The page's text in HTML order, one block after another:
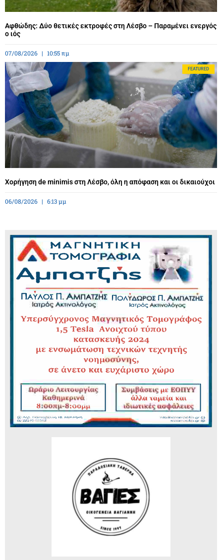
Αφθώδης: Δύο θετικές εκτροφές στη Λέσβο – Παραμένει ενεργός
ο ιός
07/08/2026 10:55 πμ
FEATURED
Χορήγηση de minimis στη Λέσβο, όλη η απόφαση και οι δικαιούχοι
06/08/2026 6:13 μμ